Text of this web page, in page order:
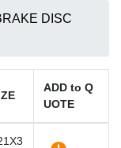
DISC
ADD to Q
UOTE